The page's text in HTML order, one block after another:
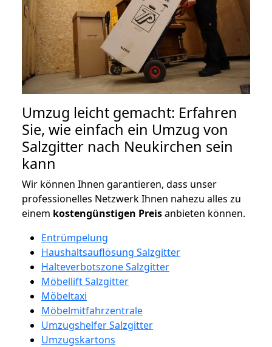
Umzug leicht gemacht: Erfahren
Sie, wie einfach ein Umzug von
Salzgitter nach Neukirchen sein
kann
Wir können Ihnen garantieren, dass unser
professionelles Netzwerk Ihnen nahezu alles zu
einem kostengünstigen Preisanbieten können.
Entrümpelung
Haushaltsauflösung Salzgitter
Halteverbotszone Salzgitter
Möbellift Salzgitter
Möbeltaxi
Möbelmitfahrzentrale
Umzugshelfer Salzgitter
Umzugskartons